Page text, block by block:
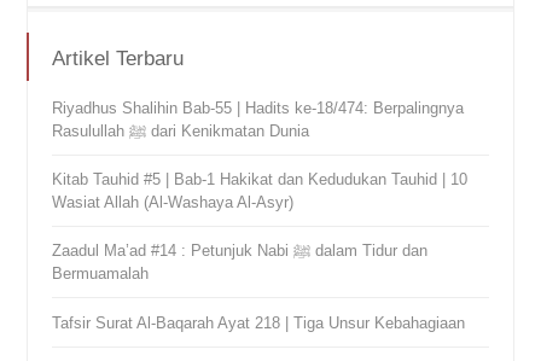
Artikel Terbaru
Riyadhus Shalihin Bab-55 | Hadits ke-18/474: Berpalingnya
Rasulullah ﷺ dari Kenikmatan Dunia
Kitab Tauhid #5 | Bab-1 Hakikat dan Kedudukan Tauhid | 10
Wasiat Allah (Al-Washaya Al-Asyr)
Zaadul Ma’ad #14 : Petunjuk Nabi ﷺ dalam Tidur dan
Bermuamalah
Tafsir Surat Al-Baqarah Ayat 218 | Tiga Unsur Kebahagiaan